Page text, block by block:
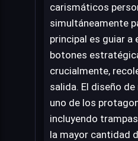
carismáticos
simultáneamente
principal es guiar
botones
crucialmente,
salida. El diseño
uno de los
incluyendo
la mayor cantidad